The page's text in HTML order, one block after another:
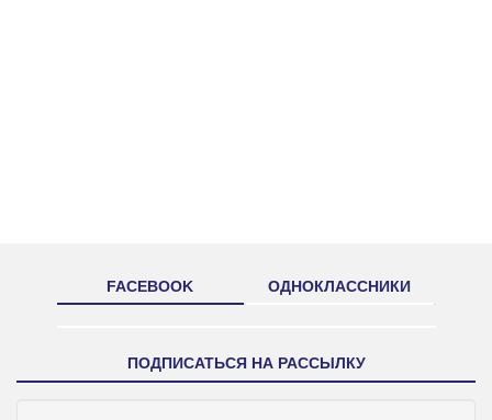
FACEBOOK ОДНОКЛАССНИКИ
ПОДПИСАТЬСЯ НА РАССЫЛКУ